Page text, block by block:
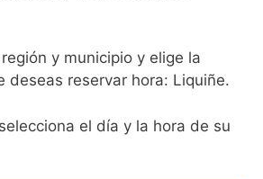
y municipio y elige la
deseas reservar hora: Liquiñe.
el día y la hora de su